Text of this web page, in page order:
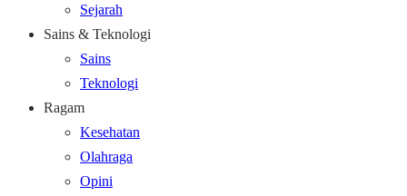
Sejarah
Sains & Teknologi
Sains
Teknologi
Ragam
Kesehatan
Olahraga
Opini